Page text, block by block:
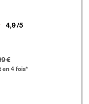
Note
4,9/5
€
en 4 fois*